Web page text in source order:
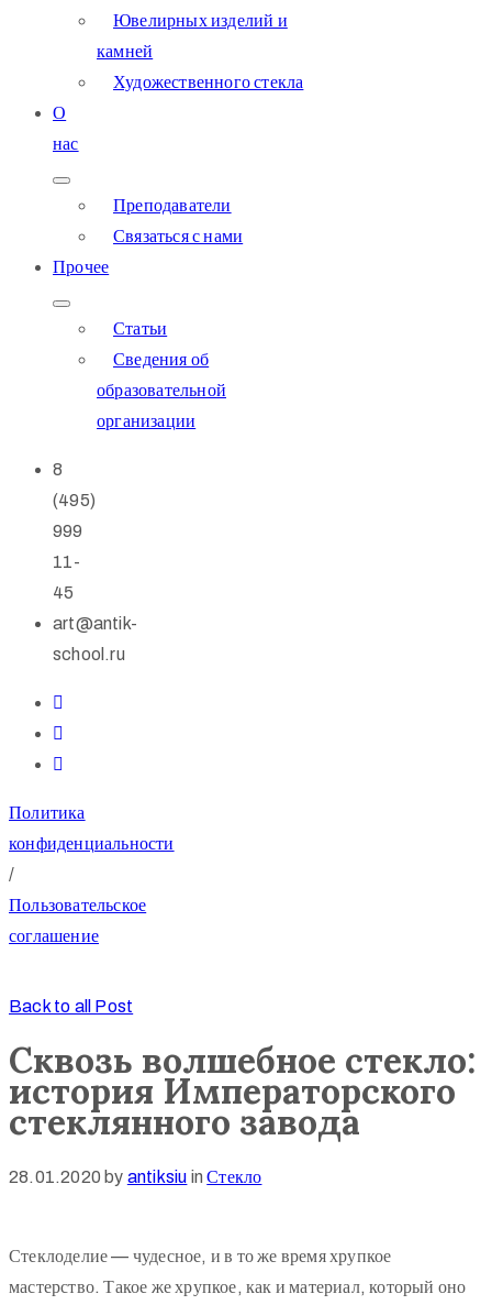
Ювелирных изделий и
камней
Художественного стекла
О
нас
Преподаватели
Связаться с нами
Прочее
Статьи
Сведения об
образовательной
организации
8
(495)
999
11-
45
art@antik-
school.ru
Политика
конфиденциальности
/
Пользовательское
соглашение
Back to all Post
Сквозь волшебное стекло:
история Императорского
стеклянного завода
28.01.2020 by antiksiu in Стекло
Стеклоделие — чудесное, и в то же время хрупкое
мастерство. Такое же хрупкое, как и материал, который оно